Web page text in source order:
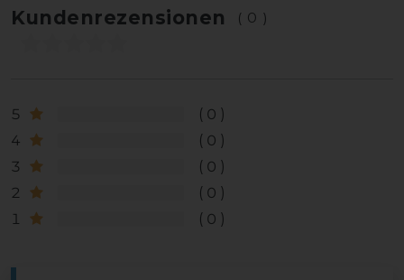
Kundenrezensionen (0)
5
0
4
0
3
0
2
0
1
0